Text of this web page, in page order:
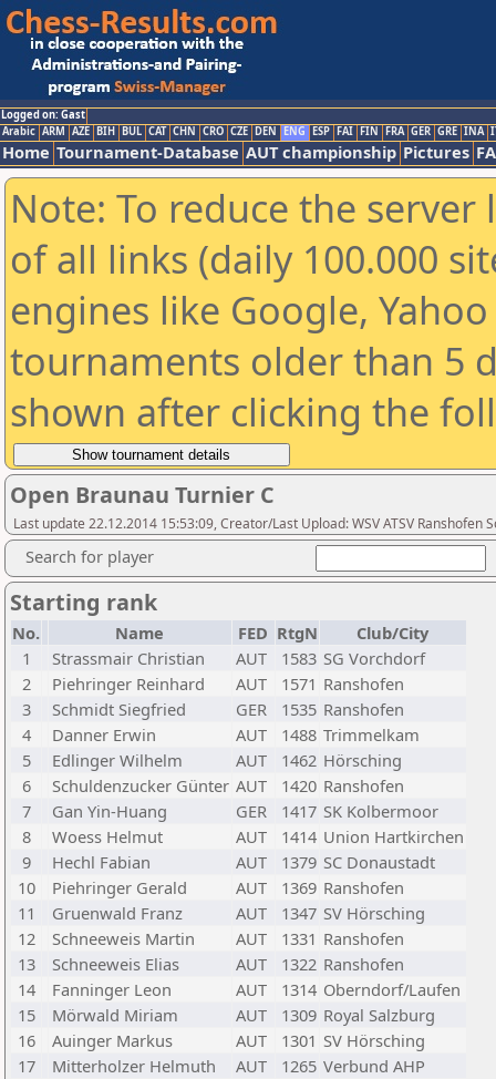
Logged on: Gast
Arabic ARM AZE BIH BUL CAT CHN CRO CZE DEN ENG ESP FAI FIN FRA GER GRE INA
Home Tournament-Database AUT championship Pictures
Note: To reduce the
of all links (daily 100.000
engines like Google,
tournaments older than 5
shown after clicking the
Open Braunau Turnier C
Last update 22.12.2014 15:53:09, Creator/Last Upload: WSV ATSV Ranshofen
Search for player
Starting rank
No. Name FED RtgN
Club/City
1
Strassmair Christian AUT 1583 SG Vorchdorf
2
Piehringer Reinhard AUT 1571 Ranshofen
3
Schmidt Siegfried GER 1535 Ranshofen
4
Danner Erwin AUT 1488 Trimmelkam
5
Edlinger Wilhelm AUT 1462 Hörsching
6
Schuldenzucker Günter AUT 1420 Ranshofen
7
Gan Yin-Huang GER 1417 SK Kolbermoor
8
Woess Helmut AUT 1414 Union Hartkirchen
9
Hechl Fabian AUT 1379 SC Donaustadt
10
Piehringer Gerald AUT 1369 Ranshofen
11
Gruenwald Franz AUT 1347 SV Hörsching
12
Schneeweis Martin AUT 1331 Ranshofen
13
Schneeweis Elias AUT 1322 Ranshofen
14
Fanninger Leon AUT 1314 Oberndorf/Laufen
15
Mörwald Miriam AUT 1309 Royal Salzburg
16
Auinger Markus AUT 1301 SV Hörsching
17
Mitterholzer Helmuth AUT 1265 Verbund AHP